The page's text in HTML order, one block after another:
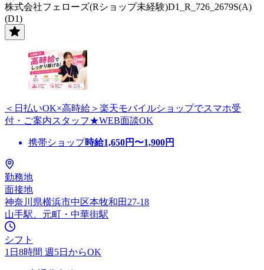
株式会社フェローズ(Rショップ未経験)D1_R_726_2679S(A)
(D1)
＜日払いOK×高時給＞楽天モバイルショップでスマホ受
付・ご案内スタッフ★WEB面談OK
携帯ショップ時給1,650円〜1,900円
勤務地
面接地
神奈川県横浜市中区本牧和田27-18
山手駅、元町・中華街駅
シフト
1日8時間 週5日からOK